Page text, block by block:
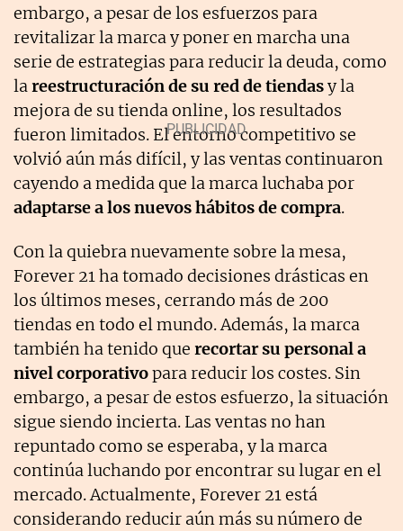
embargo, a pesar de los esfuerzos para
revitalizar la marca y poner en marcha una
serie de estrategias para reducir la deuda, como
lareestructuración de su red de tiendasy la
mejora de su tienda online, los resultados
fueron limitados. El entorno competitivo se
volvió aún más difícil, y las ventas continuaron
cayendo a medida que la marca luchaba por
adaptarse a los nuevos hábitos de compra.
Con la quiebra nuevamente sobre la mesa,
Forever 21 ha tomado decisiones drásticas en
los últimos meses, cerrando más de 200
tiendas en todo el mundo. Además, la marca
también ha tenido que recortar su personal a
nivel corporativopara reducir los costes. Sin
embargo, a pesar de estos esfuerzo, la situación
sigue siendo incierta. Las ventas no han
repuntado como se esperaba, y la marca
continúa luchando por encontrar su lugar en el
mercado. Actualmente, Forever 21 está
considerando reducir aún más su número de